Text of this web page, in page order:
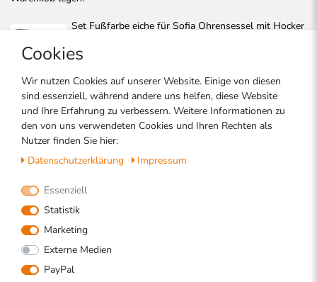
Set Fußfarbe eiche für Sofia Ohrensessel mit Hocker
Set Fußfarbe aluminium für Sofia Ohrensessel mit
Hocker | 8 Stück
0.00 €
Set Fußfarbe Kolonial braun für Sofia Ohrensessel
Set Fußfarbe schwarz für Sofia Ohrensessel mit
Hocker | 8 Stück
Cookies
Wir nutzen Cookies auf unserer Website. Einige von diesen
sind essenziell, während andere uns helfen, diese Website
und Ihre Erfahrung zu verbessern. Weitere Informationen zu
den von uns verwendeten Cookies und Ihren Rechten als
Nutzer finden Sie hier:
Daten­schutz­erklärung
Impressum
Essenziell
Statistik
Marketing
Externe Medien
PayPal